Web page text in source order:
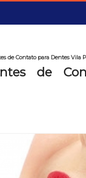
de Contato para Dentes Vila
de